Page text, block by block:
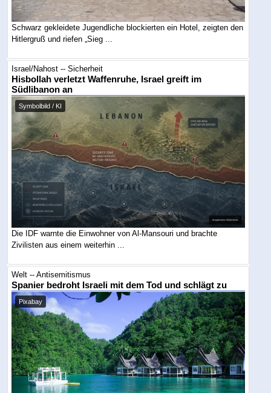
Schwarz gekleidete Jugendliche blockierten ein Hotel, zeigten den
Hitlergruß und riefen „Sieg ...
Israel/Nahost -- Sicherheit
Hisbollah verletzt Waffenruhe, Israel greift im
Südlibanon an
Symbolbild / KI
Die IDF warnte die Einwohner von Al-Mansouri und brachte
Zivilisten aus einem weiterhin ...
Welt -- Antisemitismus
Spanier bedroht Israeli mit dem Tod und schlägt zu
Pixabay